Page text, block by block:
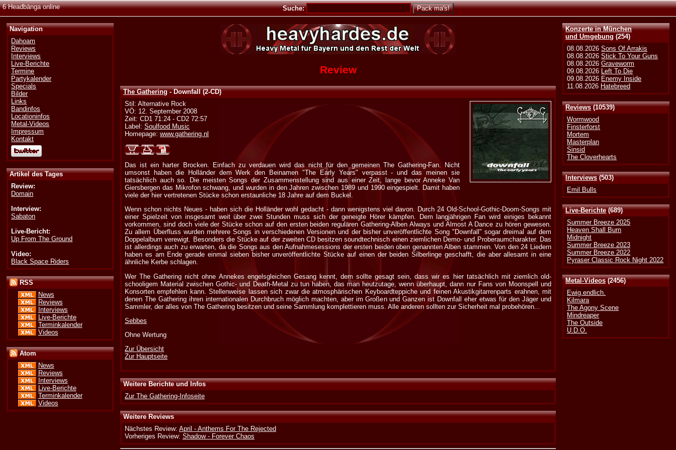
6 Headbänga online Suche:
Konzerte in München
und Umgebung (254)
08.08.2026Sons Of Arrakis
08.08.2026Stick To Your Guns
08.08.2026Graveworm
09.08.2026 Left To Die
09.08.2026 Enemy Inside
11.08.2026 Hatebreed
Reviews(10539)
Wormwood
Finsterforst
Mortem
Masterplan
Sinsid
The Cloverhearts
Interviews(503)
Emil Bulls
Live-Berichte(689)
Summer Breeze 2025
Heaven Shall Burn
Midnight
Summer Breeze 2023
Summer Breeze 2022
Pyraser Classic Rock Night 2022
Metal-Videos(2456)
Ewig.endlich.
Kilmara
The Agony Scene
Mindreaper
The Outside
U.D.O.
Navigation
Dahoam
Reviews
Interviews
Live-Berichte
Termine
Partykalender
Specials
Bilder
Links
Bandinfos
Locationinfos
Metal-Videos
Impressum
Kontakt
Artikel des Tages
Review:
Domain
Interview:
Sabaton
Live-Bericht:
Up From The Ground
Video:
Black Space Riders
RSS
News
Reviews
Interviews
Live-Berichte
Terminkalender
Videos
Atom
News
Reviews
Interviews
Live-Berichte
Terminkalender
Videos
Review
The Gathering- Downfall (2-CD)
Stil: Alternative Rock
VÖ: 12. September 2008
Zeit: CD1 71:24 - CD2 72:57
Label:Soulfood Music
Homepage:www.gathering.nl
Das ist ein harter Brocken. Einfach zu verdauen wird das nicht für den gemeinen The Gathering-Fan. Nicht
umsonst haben die Holländer dem Werk den Beinamen "The Early Years" verpasst - und das meinen sie
tatsächlich auch so. Die meisten Songs der Zusammenstellung sind aus einer Zeit, lange bevor Anneke Van
Giersbergen das Mikrofon schwang, und wurden in den Jahren zwischen 1989 und 1990 eingespielt. Damit haben
viele der hier vertretenen Stücke schon erstaunliche 18 Jahre auf dem Buckel.
Wenn schon nichts Neues - haben sich die Holländer wohl gedacht - dann wenigstens viel davon. Durch 24 Old-School-Gothic-Doom-Songs mit
einer Spielzeit von insgesamt weit über zwei Stunden muss sich der geneigte Hörer kämpfen. Dem langjährigen Fan wird einiges bekannt
vorkommen, sind doch viele der Stücke schon auf den ersten beiden regulären Gathering-Alben Always und Almost A Dance zu hören gewesen.
Zu allem Überfluss wurden mehrere Songs in verschiedenen Versionen und der bisher unveröffentlichte Song "Downfall" sogar dreimal auf dem
Doppelalbum verewigt. Besonders die Stücke auf der zweiten CD besitzen soundtechnisch einen ziemlichen Demo- und Proberaumcharakter. Das
ist allerdings auch zu erwarten, da die Songs aus den Aufnahmesessions der ersten beiden oben genannten Alben stammen. Von den 24 Liedern
haben es am Ende gerade einmal sieben bisher unveröffentlichte Stücke auf einen der beiden Silberlinge geschafft, die aber allesamt in eine
ähnliche Kerbe schlagen.
Wer The Gathering nicht ohne Annekes engelsgleichen Gesang kennt, dem sollte gesagt sein, dass wir es hier tatsächlich mit ziemlich old-
schooligem Material zwischen Gothic- und Death-Metal zu tun haben, das man heutzutage, wenn überhaupt, dann nur Fans von Moonspell und
Konsorten empfehlen kann. Stellenweise lassen sich zwar die atmosphärischen Keyboardteppiche und feinen Akustikgitarrenparts erahnen, mit
denen The Gathering ihren internationalen Durchbruch möglich machten, aber im Großen und Ganzen ist Downfall eher etwas für den Jäger und
Sammler, der alles von The Gathering besitzen und seine Sammlung komplettieren muss. Alle anderen sollten zur Sicherheit mal probehören...
Sebbes
Ohne Wertung
Zur Übersicht
Zur Hauptseite
Weitere Berichte und Infos
Zur The Gathering-Infoseite
Weitere Reviews
Nächstes Review:April - Anthems For The Rejected
Vorheriges Review:Shadow - Forever Chaos